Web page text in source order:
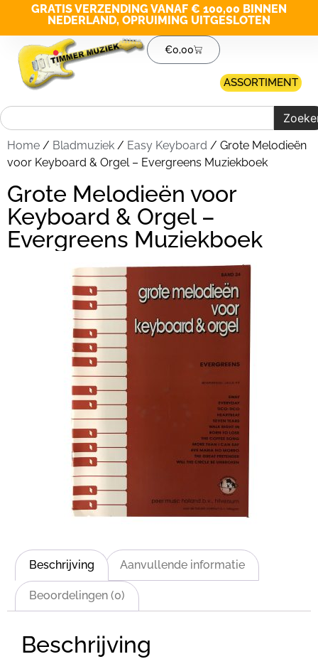
GRATIS VERZENDING VANAF € 100,00 BINNEN
NEDERLAND, OPRUIMING UITGESLOTEN
€0,00
ASSORTIMENT
Home / Bladmuziek / Easy Keyboard / Grote Melodieën
voor Keyboard & Orgel – Evergreens Muziekboek
Grote Melodieën voor
Keyboard & Orgel –
Evergreens Muziekboek
Beschrijving Aanvullende informatie
Beoordelingen (0)
Beschrijving